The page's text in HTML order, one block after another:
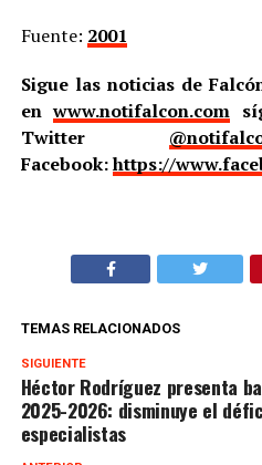
Fuente: 2001
Sigue las noticias de
enwww.notifalcon.com
Twitter
Facebook:https://
TEMAS RELACIONADOS
SIGUIENTE
Héctor Rodríguez presenta
2025-2026: disminuye el
especialistas